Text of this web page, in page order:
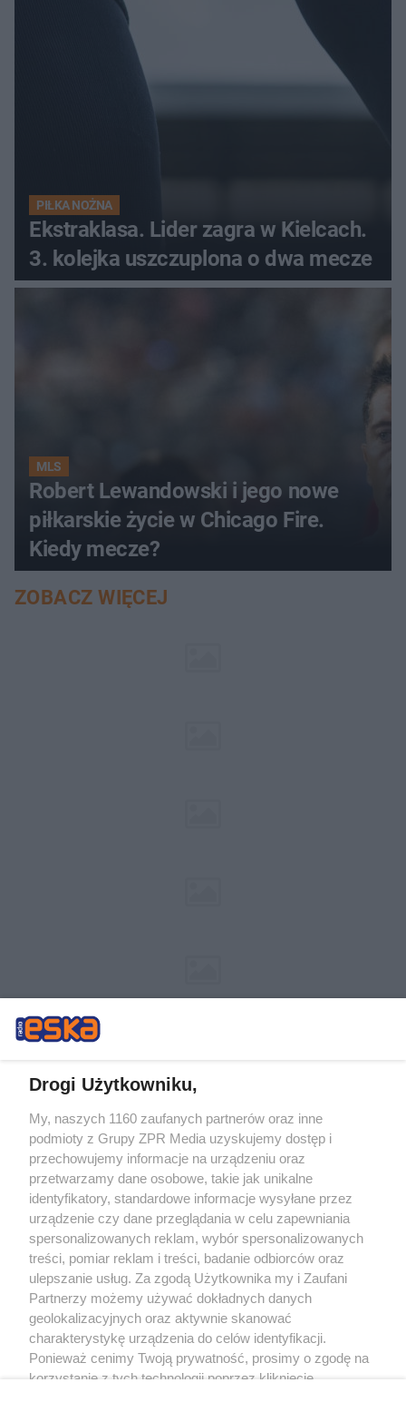
PIŁKA NOŻNA
Ekstraklasa. Lider zagra w Kielcach.
3. kolejka uszczuplona o dwa mecze
MLS
Robert Lewandowski i jego nowe
piłkarskie życie w Chicago Fire.
Kiedy mecze?
ZOBACZ WIĘCEJ
Żaden utwór zamieszczony w serwisie nie może być powielany i
rozpowszechniany lub dalej rozpowszechniany w jakikolwiek sposób (w
tym także elektroniczny lub mechaniczny) na jakimkolwiek polu
eksploatacji w jakiejkolwiek formie, włącznie z umieszczaniem w Internecie
bez pisemnej zgody właściciela praw. Jakiekolwiek użycie lub
wykorzystanie utworów w całości lub w części z naruszeniem prawa, tzn.
bez właściwej zgody, jest zabronione pod groźbą kary i może być ścigane
prawnie.
O nas
Drogi Użytkowniku,
My, naszych 1160 zaufanych partnerów oraz inne
podmioty z Grupy ZPR Media uzyskujemy dostęp i
przechowujemy informacje na urządzeniu oraz
przetwarzamy dane osobowe, takie jak unikalne
identyfikatory, standardowe informacje wysyłane przez
urządzenie czy dane przeglądania w celu zapewniania
spersonalizowanych reklam, wybór spersonalizowanych
treści, pomiar reklam i treści, badanie odbiorców oraz
ulepszanie usług. Za zgodą Użytkownika my i Zaufani
Partnerzy możemy używać dokładnych danych
geolokalizacyjnych oraz aktywnie skanować
charakterystykę urządzenia do celów identyfikacji.
Ponieważ cenimy Twoją prywatność, prosimy o zgodę na
korzystanie z tych technologii poprzez kliknięcie